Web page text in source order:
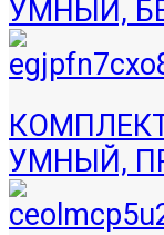
УМНЫЙ,
УМНЫЙ,